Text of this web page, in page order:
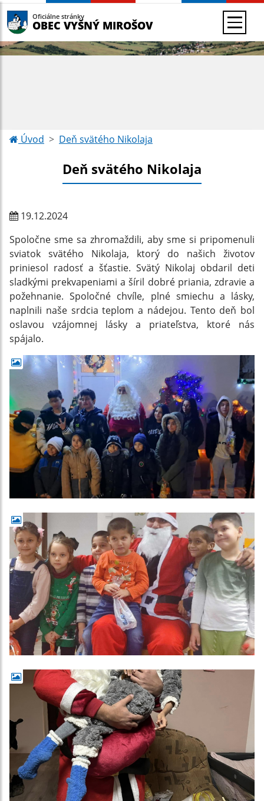
Oficiálne stránky
OBEC VYŠNÝ MIROŠOV
Úvod Deň svätého Nikolaja
Deň svätého Nikolaja
19.12.2024
Spoločne sme sa zhromaždili, aby sme si pripomenuli
sviatok svätého Nikolaja, ktorý do našich životov
priniesol radosť a šťastie. Svätý Nikolaj obdaril deti
sladkými prekvapeniami a šíril dobré priania, zdravie a
požehnanie. Spoločné chvíle, plné smiechu a lásky,
naplnili naše srdcia teplom a nádejou. Tento deň bol
oslavou vzájomnej lásky a priateľstva, ktoré nás
spájalo.